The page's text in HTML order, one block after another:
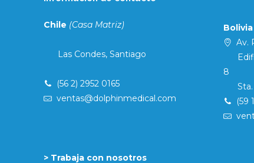
Chile (Casa Matriz)
Las Condes, Santiago
(56 2) 2952 0165
ventas@dolphinmedical.com
> Trabaja con nosotros
Bolivia
Av.
8
Sta.
(59